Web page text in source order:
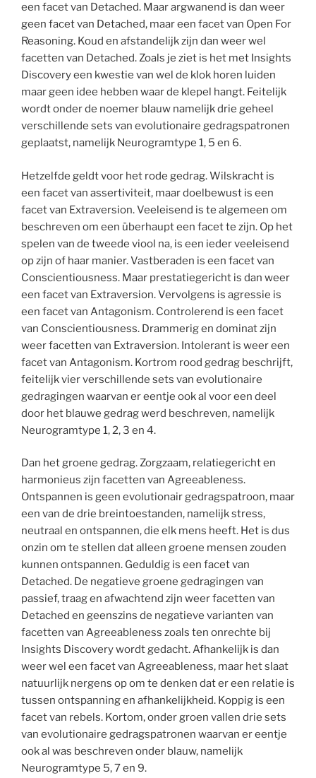
een facet van Detached. Maar argwanend is dan weer
geen facet van Detached, maar een facet van Open For
Reasoning. Koud en afstandelijk zijn dan weer wel
facetten van Detached. Zoals je ziet is het met Insights
Discovery een kwestie van wel de klok horen luiden
maar geen idee hebben waar de klepel hangt. Feitelijk
wordt onder de noemer blauw namelijk drie geheel
verschillende sets van evolutionaire gedragspatronen
geplaatst, namelijk Neurogramtype 1, 5 en 6.
Hetzelfde geldt voor het rode gedrag. Wilskracht is
een facet van assertiviteit, maar doelbewust is een
facet van Extraversion. Veeleisend is te algemeen om
beschreven om een überhaupt een facet te zijn. Op het
spelen van de tweede viool na, is een ieder veeleisend
op zijn of haar manier. Vastberaden is een facet van
Conscientiousness. Maar prestatiegericht is dan weer
een facet van Extraversion. Vervolgens is agressie is
een facet van Antagonism. Controlerend is een facet
van Conscientiousness. Drammerig en dominat zijn
weer facetten van Extraversion. Intolerant is weer een
facet van Antagonism. Kortrom rood gedrag beschrijft,
feitelijk vier verschillende sets van evolutionaire
gedragingen waarvan er eentje ook al voor een deel
door het blauwe gedrag werd beschreven, namelijk
Neurogramtype 1, 2, 3 en 4.
Dan het groene gedrag. Zorgzaam, relatiegericht en
harmonieus zijn facetten van Agreeableness.
Ontspannen is geen evolutionair gedragspatroon, maar
een van de drie breintoestanden, namelijk stress,
neutraal en ontspannen, die elk mens heeft. Het is dus
onzin om te stellen dat alleen groene mensen zouden
kunnen ontspannen. Geduldig is een facet van
Detached. De negatieve groene gedragingen van
passief, traag en afwachtend zijn weer facetten van
Detached en geenszins de negatieve varianten van
facetten van Agreeableness zoals ten onrechte bij
Insights Discovery wordt gedacht. Afhankelijk is dan
weer wel een facet van Agreeableness, maar het slaat
natuurlijk nergens op om te denken dat er een relatie is
tussen ontspanning en afhankelijkheid. Koppig is een
facet van rebels. Kortom, onder groen vallen drie sets
van evolutionaire gedragspatronen waarvan er eentje
ook al was beschreven onder blauw, namelijk
Neurogramtype 5, 7 en 9.